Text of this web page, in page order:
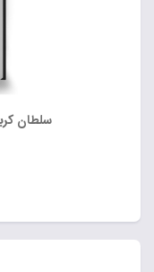
سلطان